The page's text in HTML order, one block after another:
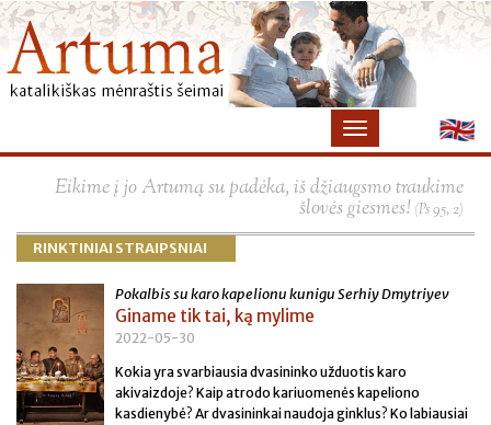
Eikime į jo Artumą su padėka, iš džiaugsmo traukime
šlovės giesmes! (Ps 95, 2)
RINKTINIAI STRAIPSNIAI
Pokalbis su karo kapelionu kunigu Serhiy Dmytriyev
Giname tik tai, ką mylime
2022-05-30
Kokia yra svarbiausia dvasininko užduotis karo
akivaizdoje? Kaip atrodo kariuomenės kapeliono
kasdienybė? Ar dvasininkai naudoja ginklus? Ko labiausiai
×